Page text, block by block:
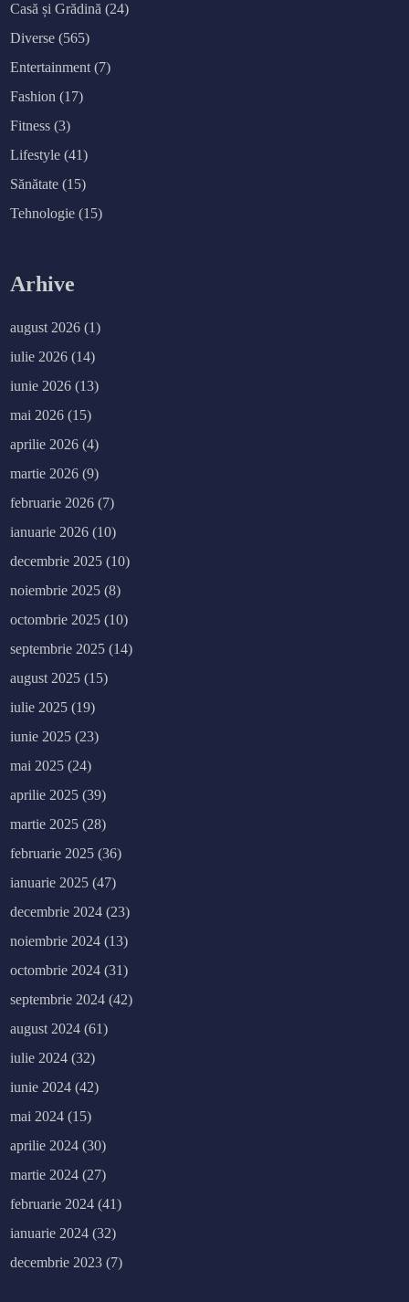
Casă și Grădină (24)
Diverse (565)
Entertainment (7)
Fashion (17)
Fitness (3)
Lifestyle (41)
Sănătate (15)
Tehnologie (15)
Arhive
august 2026 (1)
iulie 2026 (14)
iunie 2026 (13)
mai 2026 (15)
aprilie 2026 (4)
martie 2026 (9)
februarie 2026 (7)
ianuarie 2026 (10)
decembrie 2025 (10)
noiembrie 2025 (8)
octombrie 2025 (10)
septembrie 2025 (14)
august 2025 (15)
iulie 2025 (19)
iunie 2025 (23)
mai 2025 (24)
aprilie 2025 (39)
martie 2025 (28)
februarie 2025 (36)
ianuarie 2025 (47)
decembrie 2024 (23)
noiembrie 2024 (13)
octombrie 2024 (31)
septembrie 2024 (42)
august 2024 (61)
iulie 2024 (32)
iunie 2024 (42)
mai 2024 (15)
aprilie 2024 (30)
martie 2024 (27)
februarie 2024 (41)
ianuarie 2024 (32)
decembrie 2023 (7)